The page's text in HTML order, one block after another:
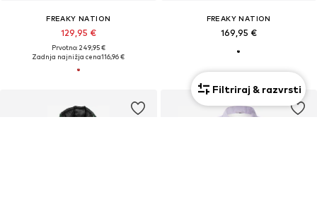
FREAKY NATION
129,95 €
Prvotno: 249,95 €
Zadnja najnižja cena116,96 €
FREAKY NATION
169,95 €
Filtriraj & razvrsti